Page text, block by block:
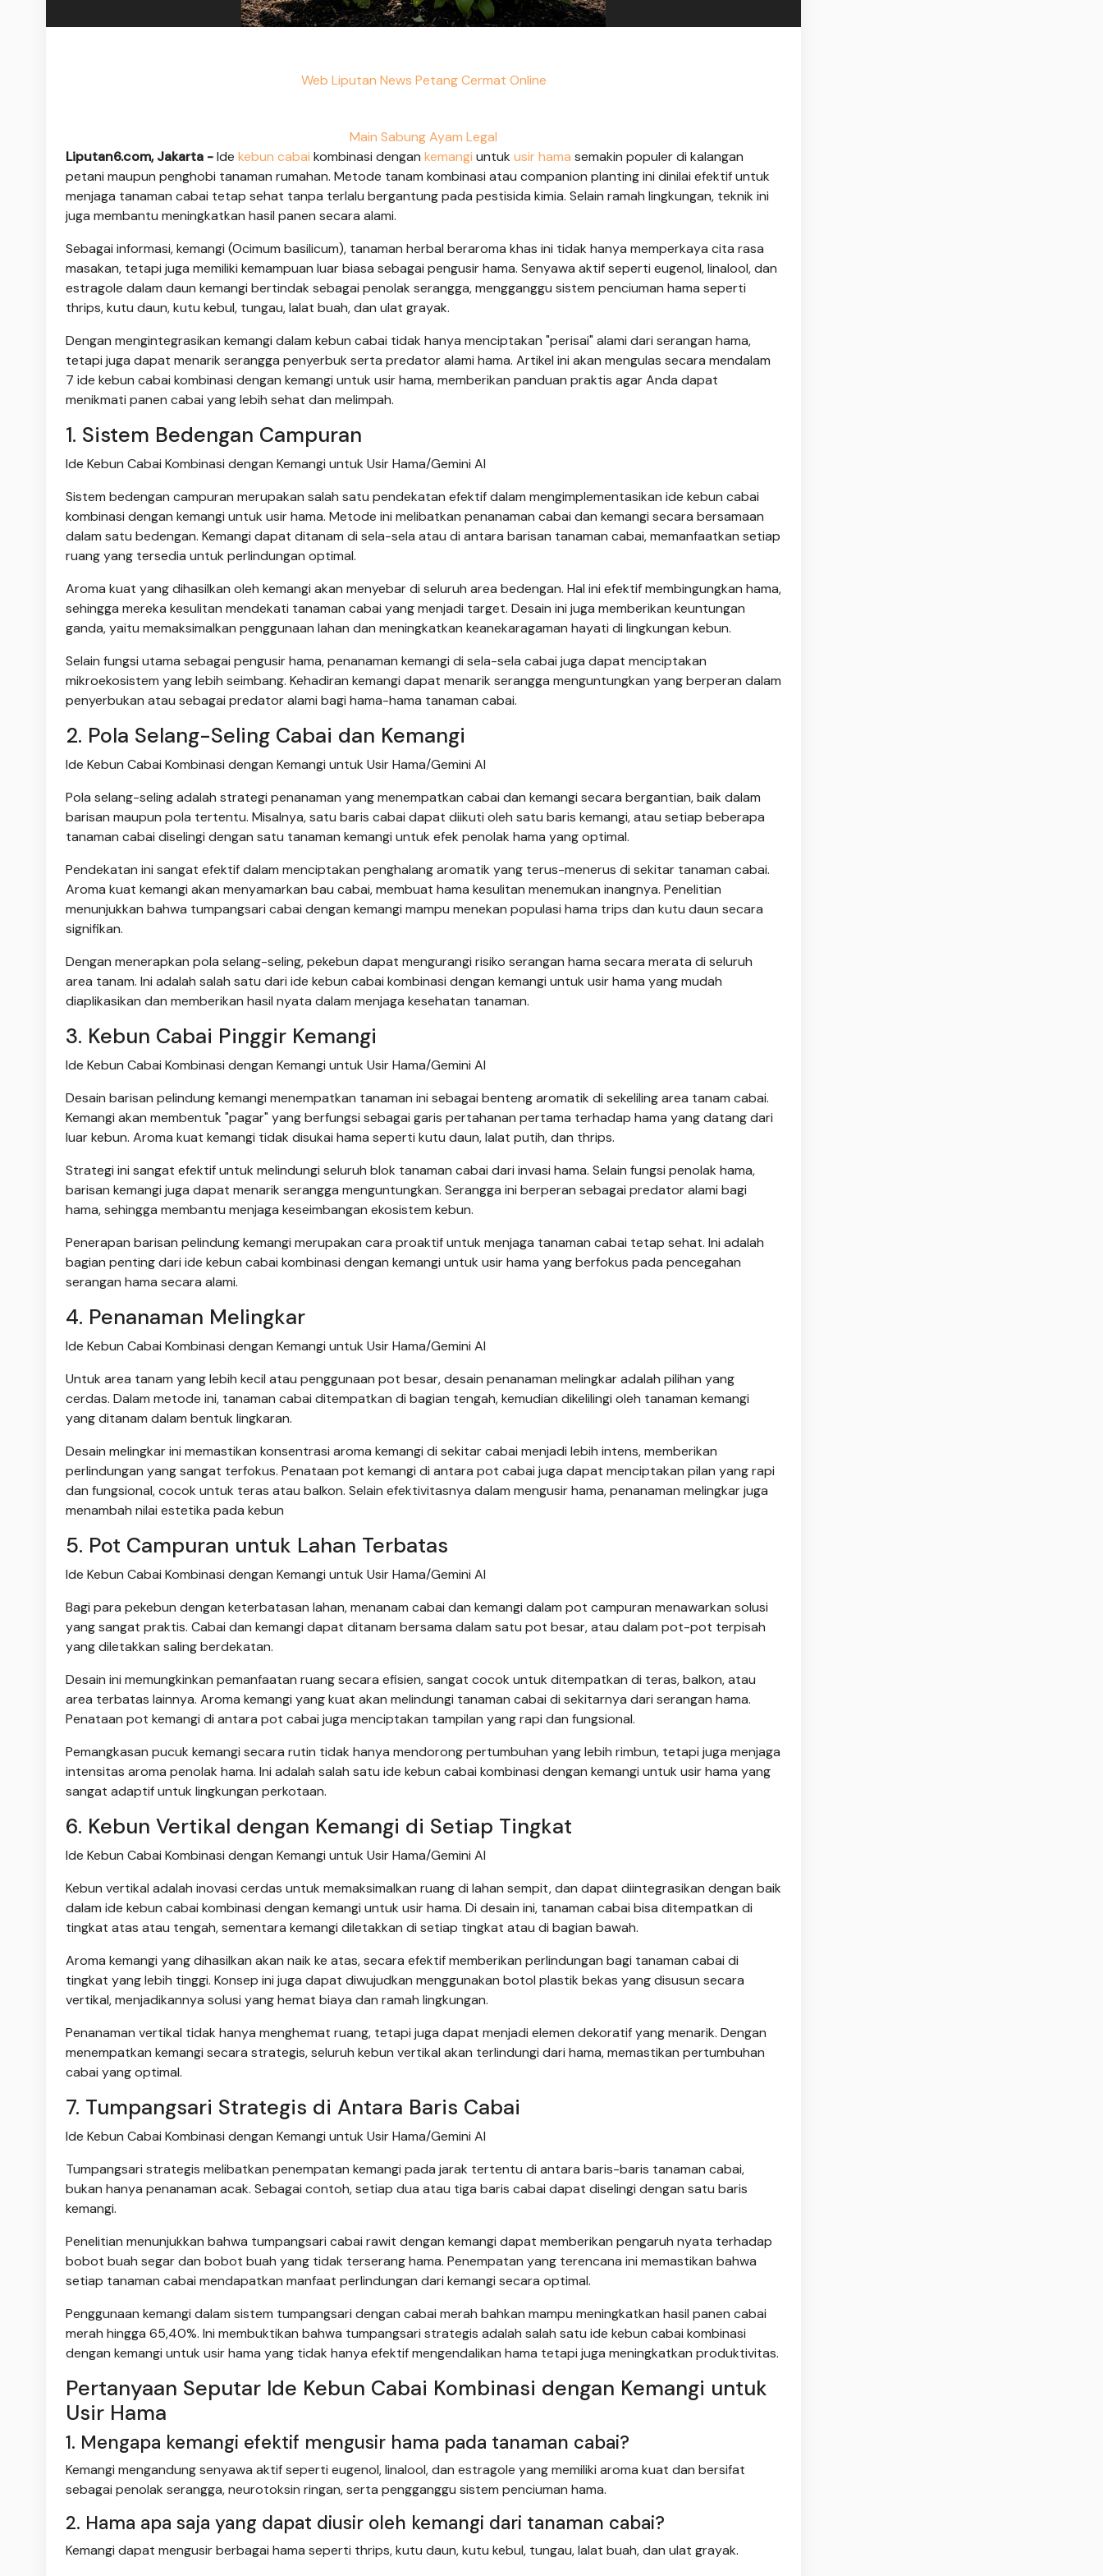
Web Liputan News Petang Cermat Online
Main Sabung Ayam Legal
Liputan6.com, Jakarta -Ide kebun cabai kombinasi dengan kemangi untuk usir hama semakin populer di kalangan
petani maupun penghobi tanaman rumahan. Metode tanam kombinasi atau companion planting ini dinilai efektif untuk
menjaga tanaman cabai tetap sehat tanpa terlalu bergantung pada pestisida kimia. Selain ramah lingkungan, teknik ini
juga membantu meningkatkan hasil panen secara alami.
Sebagai informasi, kemangi (Ocimum basilicum), tanaman herbal beraroma khas ini tidak hanya memperkaya cita rasa
masakan, tetapi juga memiliki kemampuan luar biasa sebagai pengusir hama. Senyawa aktif seperti eugenol, linalool, dan
estragole dalam daun kemangi bertindak sebagai penolak serangga, mengganggu sistem penciuman hama seperti
thrips, kutu daun, kutu kebul, tungau, lalat buah, dan ulat grayak.
Dengan mengintegrasikan kemangi dalam kebun cabai tidak hanya menciptakan "perisai" alami dari serangan hama,
tetapi juga dapat menarik serangga penyerbuk serta predator alami hama. Artikel ini akan mengulas secara mendalam
7 ide kebun cabai kombinasi dengan kemangi untuk usir hama, memberikan panduan praktis agar Anda dapat
menikmati panen cabai yang lebih sehat dan melimpah.
1. Sistem Bedengan Campuran
Ide Kebun Cabai Kombinasi dengan Kemangi untuk Usir Hama/Gemini AI
Sistem bedengan campuran merupakan salah satu pendekatan efektif dalam mengimplementasikan ide kebun cabai
kombinasi dengan kemangi untuk usir hama. Metode ini melibatkan penanaman cabai dan kemangi secara bersamaan
dalam satu bedengan. Kemangi dapat ditanam di sela-sela atau di antara barisan tanaman cabai, memanfaatkan setiap
ruang yang tersedia untuk perlindungan optimal.
Aroma kuat yang dihasilkan oleh kemangi akan menyebar di seluruh area bedengan. Hal ini efektif membingungkan hama,
sehingga mereka kesulitan mendekati tanaman cabai yang menjadi target. Desain ini juga memberikan keuntungan
ganda, yaitu memaksimalkan penggunaan lahan dan meningkatkan keanekaragaman hayati di lingkungan kebun.
Selain fungsi utama sebagai pengusir hama, penanaman kemangi di sela-sela cabai juga dapat menciptakan
mikroekosistem yang lebih seimbang. Kehadiran kemangi dapat menarik serangga menguntungkan yang berperan dalam
penyerbukan atau sebagai predator alami bagi hama-hama tanaman cabai.
2. Pola Selang-Seling Cabai dan Kemangi
Ide Kebun Cabai Kombinasi dengan Kemangi untuk Usir Hama/Gemini AI
Pola selang-seling adalah strategi penanaman yang menempatkan cabai dan kemangi secara bergantian, baik dalam
barisan maupun pola tertentu. Misalnya, satu baris cabai dapat diikuti oleh satu baris kemangi, atau setiap beberapa
tanaman cabai diselingi dengan satu tanaman kemangi untuk efek penolak hama yang optimal.
Pendekatan ini sangat efektif dalam menciptakan penghalang aromatik yang terus-menerus di sekitar tanaman cabai.
Aroma kuat kemangi akan menyamarkan bau cabai, membuat hama kesulitan menemukan inangnya. Penelitian
menunjukkan bahwa tumpangsari cabai dengan kemangi mampu menekan populasi hama trips dan kutu daun secara
signifikan.
Dengan menerapkan pola selang-seling, pekebun dapat mengurangi risiko serangan hama secara merata di seluruh
area tanam. Ini adalah salah satu dari ide kebun cabai kombinasi dengan kemangi untuk usir hama yang mudah
diaplikasikan dan memberikan hasil nyata dalam menjaga kesehatan tanaman.
3. Kebun Cabai Pinggir Kemangi
Ide Kebun Cabai Kombinasi dengan Kemangi untuk Usir Hama/Gemini AI
Desain barisan pelindung kemangi menempatkan tanaman ini sebagai benteng aromatik di sekeliling area tanam cabai.
Kemangi akan membentuk "pagar" yang berfungsi sebagai garis pertahanan pertama terhadap hama yang datang dari
luar kebun. Aroma kuat kemangi tidak disukai hama seperti kutu daun, lalat putih, dan thrips.
Strategi ini sangat efektif untuk melindungi seluruh blok tanaman cabai dari invasi hama. Selain fungsi penolak hama,
barisan kemangi juga dapat menarik serangga menguntungkan. Serangga ini berperan sebagai predator alami bagi
hama, sehingga membantu menjaga keseimbangan ekosistem kebun.
Penerapan barisan pelindung kemangi merupakan cara proaktif untuk menjaga tanaman cabai tetap sehat. Ini adalah
bagian penting dari ide kebun cabai kombinasi dengan kemangi untuk usir hama yang berfokus pada pencegahan
serangan hama secara alami.
4. Penanaman Melingkar
Ide Kebun Cabai Kombinasi dengan Kemangi untuk Usir Hama/Gemini AI
Untuk area tanam yang lebih kecil atau penggunaan pot besar, desain penanaman melingkar adalah pilihan yang
cerdas. Dalam metode ini, tanaman cabai ditempatkan di bagian tengah, kemudian dikelilingi oleh tanaman kemangi
yang ditanam dalam bentuk lingkaran.
Desain melingkar ini memastikan konsentrasi aroma kemangi di sekitar cabai menjadi lebih intens, memberikan
perlindungan yang sangat terfokus. Penataan pot kemangi di antara pot cabai juga dapat menciptakan pilan yang rapi
dan fungsional, cocok untuk teras atau balkon. Selain efektivitasnya dalam mengusir hama, penanaman melingkar juga
menambah nilai estetika pada kebun
5. Pot Campuran untuk Lahan Terbatas
Ide Kebun Cabai Kombinasi dengan Kemangi untuk Usir Hama/Gemini AI
Bagi para pekebun dengan keterbatasan lahan, menanam cabai dan kemangi dalam pot campuran menawarkan solusi
yang sangat praktis. Cabai dan kemangi dapat ditanam bersama dalam satu pot besar, atau dalam pot-pot terpisah
yang diletakkan saling berdekatan.
Desain ini memungkinkan pemanfaatan ruang secara efisien, sangat cocok untuk ditempatkan di teras, balkon, atau
area terbatas lainnya. Aroma kemangi yang kuat akan melindungi tanaman cabai di sekitarnya dari serangan hama.
Penataan pot kemangi di antara pot cabai juga menciptakan tampilan yang rapi dan fungsional.
Pemangkasan pucuk kemangi secara rutin tidak hanya mendorong pertumbuhan yang lebih rimbun, tetapi juga menjaga
intensitas aroma penolak hama. Ini adalah salah satu ide kebun cabai kombinasi dengan kemangi untuk usir hama yang
sangat adaptif untuk lingkungan perkotaan.
6. Kebun Vertikal dengan Kemangi di Setiap Tingkat
Ide Kebun Cabai Kombinasi dengan Kemangi untuk Usir Hama/Gemini AI
Kebun vertikal adalah inovasi cerdas untuk memaksimalkan ruang di lahan sempit, dan dapat diintegrasikan dengan baik
dalam ide kebun cabai kombinasi dengan kemangi untuk usir hama. Di desain ini, tanaman cabai bisa ditempatkan di
tingkat atas atau tengah, sementara kemangi diletakkan di setiap tingkat atau di bagian bawah.
Aroma kemangi yang dihasilkan akan naik ke atas, secara efektif memberikan perlindungan bagi tanaman cabai di
tingkat yang lebih tinggi. Konsep ini juga dapat diwujudkan menggunakan botol plastik bekas yang disusun secara
vertikal, menjadikannya solusi yang hemat biaya dan ramah lingkungan.
Penanaman vertikal tidak hanya menghemat ruang, tetapi juga dapat menjadi elemen dekoratif yang menarik. Dengan
menempatkan kemangi secara strategis, seluruh kebun vertikal akan terlindungi dari hama, memastikan pertumbuhan
cabai yang optimal.
7. Tumpangsari Strategis di Antara Baris Cabai
Ide Kebun Cabai Kombinasi dengan Kemangi untuk Usir Hama/Gemini AI
Tumpangsari strategis melibatkan penempatan kemangi pada jarak tertentu di antara baris-baris tanaman cabai,
bukan hanya penanaman acak. Sebagai contoh, setiap dua atau tiga baris cabai dapat diselingi dengan satu baris
kemangi.
Penelitian menunjukkan bahwa tumpangsari cabai rawit dengan kemangi dapat memberikan pengaruh nyata terhadap
bobot buah segar dan bobot buah yang tidak terserang hama. Penempatan yang terencana ini memastikan bahwa
setiap tanaman cabai mendapatkan manfaat perlindungan dari kemangi secara optimal.
Penggunaan kemangi dalam sistem tumpangsari dengan cabai merah bahkan mampu meningkatkan hasil panen cabai
merah hingga 65,40%. Ini membuktikan bahwa tumpangsari strategis adalah salah satu ide kebun cabai kombinasi
dengan kemangi untuk usir hama yang tidak hanya efektif mengendalikan hama tetapi juga meningkatkan produktivitas.
Pertanyaan Seputar Ide Kebun Cabai Kombinasi dengan Kemangi untuk
Usir Hama
1. Mengapa kemangi efektif mengusir hama pada tanaman cabai?
Kemangi mengandung senyawa aktif seperti eugenol, linalool, dan estragole yang memiliki aroma kuat dan bersifat
sebagai penolak serangga, neurotoksin ringan, serta pengganggu sistem penciuman hama.
2. Hama apa saja yang dapat diusir oleh kemangi dari tanaman cabai?
Kemangi dapat mengusir berbagai hama seperti thrips, kutu daun, kutu kebul, tungau, lalat buah, dan ulat grayak.